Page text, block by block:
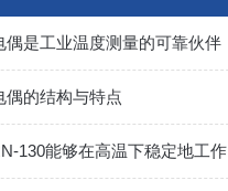
偶是工业温度测量的可靠伙伴
偶的结构与特点
130能够在高温下稳定地工作